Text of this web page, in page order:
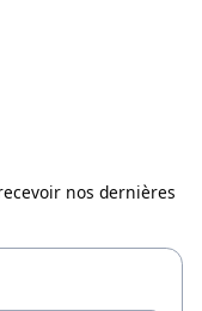
nos dernières